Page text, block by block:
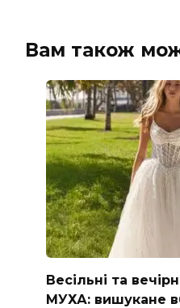
Вам також
Весільні та
МУХА: вишукане